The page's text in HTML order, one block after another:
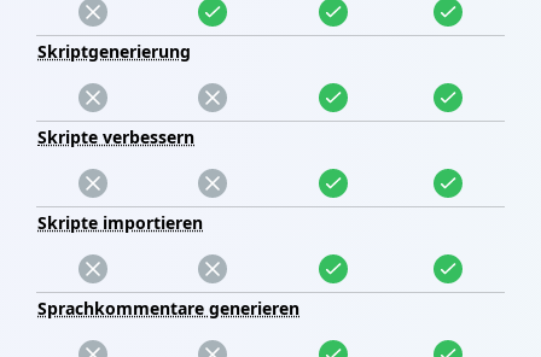
Skriptgenerierung
Skripte verbessern
Skripte importieren
Sprachkommentare generieren